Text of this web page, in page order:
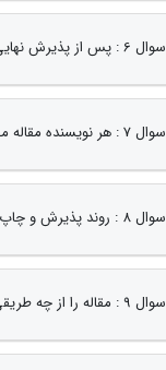
سوال 6 : پس از پذیرش نهایی شدن مقالات چه اقداماتی باید انجام دهیم؟نحوه پرداخت آنلاین چگونه می باشد؟
سوال 7 : هر نویسنده مقاله مجاز به ارائه چند مقاله به این کنفرانس می باشد؟
سوال 8 : روند پذیرش و چاپ مقاله چگونه می باشد؟
سوال 9 : مقاله را از چه طریقی باید برای کنفرانس ارسال نمود؟ ازطریق ایمیل یا سامانه کاربران؟ چگونه؟